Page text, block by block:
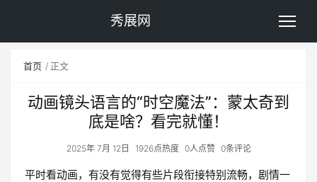
秀展网
首页 正文
动画镜头语言的“时空魔法”：蒙太奇到
底是啥？看完就懂！
2025年 7月 12日 1926点热度 0人点赞 0条评论
平时看动画，有没有觉得有些片段衔接特别流畅，剧情一